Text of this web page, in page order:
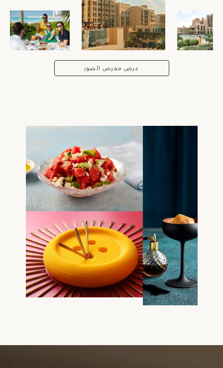
عرض معرض الصور